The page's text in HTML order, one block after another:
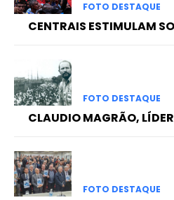
FOTO DESTAQUE
CENTRAIS ESTIMULAM
FOTO DESTAQUE
CLAUDIO MAGRÃO,
FOTO DESTAQUE